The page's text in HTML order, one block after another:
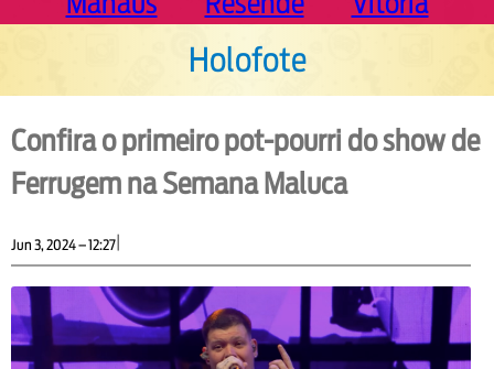
Holofote
Confira o primeiro pot-pourri do show de
Ferrugem na Semana Maluca
Jun 3, 2024 – 12:27|